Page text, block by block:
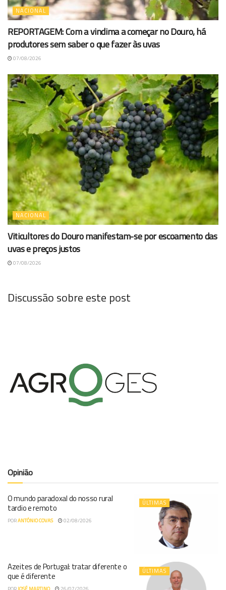
NACIONAL
REPORTAGEM: Com a vindima a começar no Douro, há
produtores sem saber o que fazer às uvas
07/08/2026
NACIONAL
Viticultores do Douro manifestam-se por escoamento das
uvas e preços justos
07/08/2026
Discussão sobre este post
Opinião
ÚLTIMAS
O mundo paradoxal do nosso rural
tardio e remoto
PORANTÓNIO COVAS 02/08/2026
ÚLTIMAS
Azeites de Portugal: tratar diferente o
que é diferente